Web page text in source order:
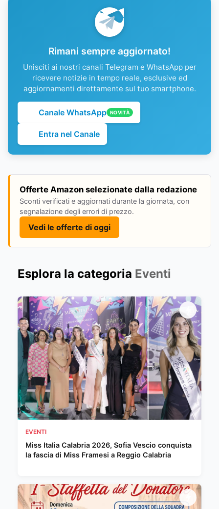
Rimani sempre aggiornato!
Unisciti ai nostri canali Telegram e WhatsApp per
ricevere notizie in tempo reale, esclusive ed
aggiornamenti direttamente sul tuo smartphone.
Canale WhatsApp NOVITÀ
Entra nel Canale
Offerte Amazon selezionate dalla redazione
Sconti verificati e aggiornati durante la giornata, con
segnalazione degli errori di prezzo.
Vedi le offerte di oggi
Esplora la categoria Eventi
EVENTI
Miss Italia Calabria 2026, Sofia Vescio conquista
la fascia di Miss Framesi a Reggio Calabria